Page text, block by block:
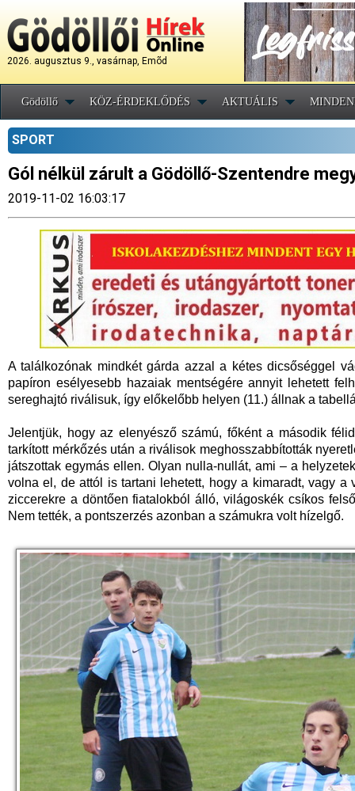
2026. augusztus 9., vasárnap, Emõd
Gödöllő KÖZ-ÉRDEKLŐDÉS AKTUÁLIS
SPORT
Gól nélkül zárult a Gödöllő-Szentendre
2019-11-02 16:03:17
A találkozónak mindkét gárda azzal a kétes dicsőséggel
papíron esélyesebb hazaiak mentségére annyit lehetett
sereghajtó riválisuk, így előkelőbb helyen (11.) állnak a
Jelentjük, hogy az elenyésző számú, főként a második
tarkított mérkőzés után a riválisok meghosszabbították
játszottak egymás ellen. Olyan nulla-nullát, ami – a
volna el, de attól is tartani lehetett, hogy a kimaradt, vagy
ziccerekre a döntően fiatalokból álló, világoskék csíkos
Nem tették, a pontszerzés azonban a számukra volt hízelgő.